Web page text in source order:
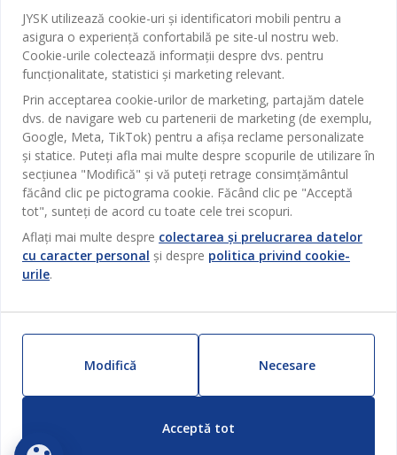
Baie
Birou
Sufragerie
Bucătărie
Depozitare
Perdele
Grădină
Pentru casă
Outlet
Produse noi
ZILNIC PREȚ MIC
Contact Relații Clienți
Magazine și program
Broșură
Termeni si conditii vânzări online
Garantia prețului
Garanția Produselor
Politica de confidentialitate
Card cadou
Livrare
Reclamații
JYSK
Despre JYSK
JYSK.com
Presă
Locuri de muncă
Newsletter
Inspirație
SEDIU CENTRAL
TAROL-DD S.R.L. str. Jubiliara, 41A mun. Chișinău, Republica
Moldova
JYSK BUSINESS TO BUSINESS
Vânzări și relații clienți persoane juridice
Telefon: 060 531 531
E-mail: jysk@jysk.md
JYSK RELAȚII CLIENȚI
Contact Relații Clienți
Telefon: 022 022 030
E-mail: support@jysk.md
Urmărește Jysk
JYSK utilizează cookie-uri și identificatori mobili pentru a
asigura o experiență confortabilă pe site-ul nostru web.
Cookie-urile colectează informații despre dvs. pentru
funcționalitate, statistici și marketing relevant.
Prin acceptarea cookie-urilor de marketing, partajăm datele
dvs. de navigare web cu partenerii de marketing (de exemplu,
Google, Meta, TikTok) pentru a afișa reclame personalizate
și statice. Puteți afla mai multe despre scopurile de utilizare în
secțiunea "Modifică" și vă puteți retrage consimțământul
făcând clic pe pictograma cookie. Făcând clic pe "Acceptă
tot", sunteți de acord cu toate cele trei scopuri.
Aflați mai multe despre colectarea și prelucrarea datelor
cu caracter personal și despre politica privind cookie-
urile.
Modifică Necesare
Acceptă tot